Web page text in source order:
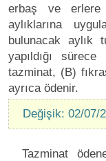
erbaş ve erlere
aylıklarına
bulunacak aylık
yapıldığı
tazminat, (B)
ayrıca ödenir.
Değişik: 02/07/
Tazminat